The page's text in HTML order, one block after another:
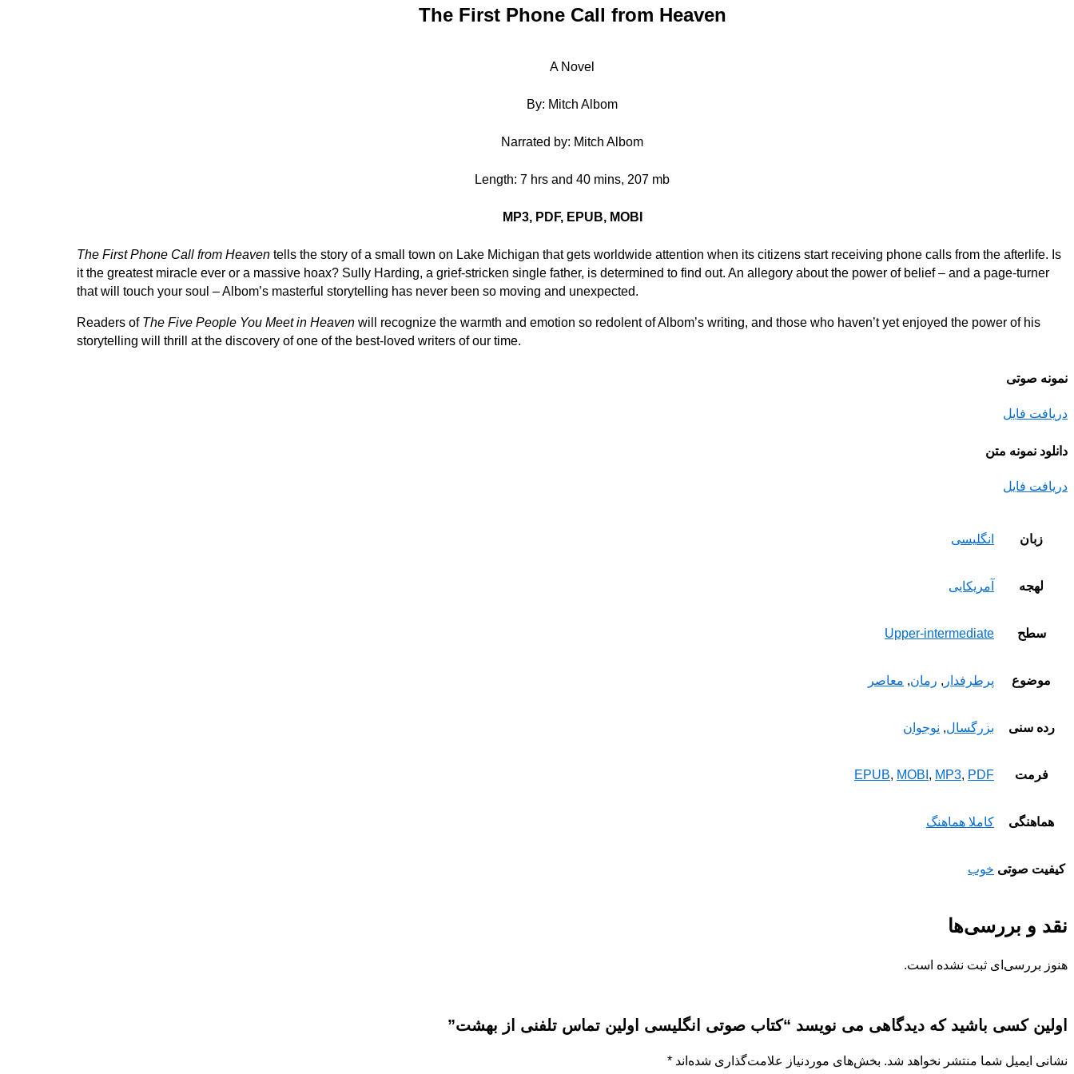
The First Phone Call from Heaven
A Novel
By: Mitch Albom
Narrated by: Mitch Albom
Length: 7 hrs and 40 mins, 207 mb
MP3, PDF, EPUB, MOBI
The First Phone Call from Heaven tells the story of a small town on Lake Michigan that gets worldwide attention when its citizens start receiving phone calls from the afterlife. Is
it the greatest miracle ever or a massive hoax? Sully Harding, a grief-stricken single father, is determined to find out. An allegory about the power of belief – and a page-turner
that will touch your soul – Albom’s masterful storytelling has never been so moving and unexpected.
Readers of The Five People You Meet in Heaven will recognize the warmth and emotion so redolent of Albom’s writing, and those who haven’t yet enjoyed the power of his
storytelling will thrill at the discovery of one of the best-loved writers of our time.
نمونه صوتی
دریافت فایل
دانلود نمونه متن
دریافت فایل
زبان انگلیسی
لهجه آمریکایی
سطح Upper-intermediate
موضوع پرطرفدار , رمان, معاصر
رده سنی بزرگسال, نوجوان
فرمت EPUB, MOBI , MP3, PDF
هماهنگی کاملا هماهنگ
کیفیت صوتی خوب
نقد و بررسی‌ها
هنوز بررسی‌ای ثبت نشده است.
اولین کسی باشید که دیدگاهی می نویسد “کتاب صوتی انگلیسی اولین تماس تلفنی از بهشت”
نشانی ایمیل شما منتشر نخواهد شد. بخش‌های موردنیاز علامت‌گذاری شده‌اند *